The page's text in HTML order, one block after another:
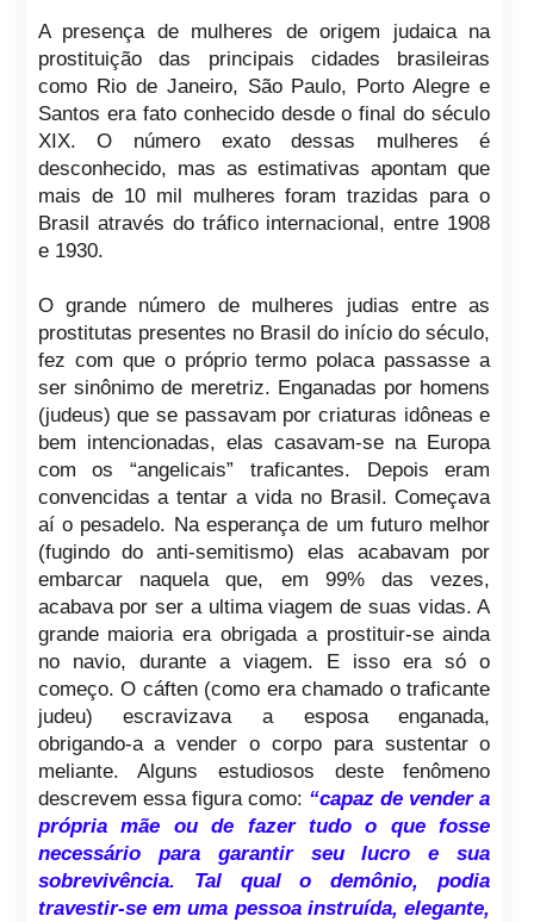
A presença de mulheres de origem judaica na
prostituição das principais cidades brasileiras
como Rio de Janeiro, São Paulo, Porto Alegre e
Santos era fato conhecido desde o final do século
XIX. O número exato dessas mulheres é
desconhecido, mas as estimativas apontam que
mais de 10 mil mulheres foram trazidas para o
Brasil através do tráfico internacional, entre 1908
e 1930.
O grande número de mulheres judias entre as
prostitutas presentes no Brasil do início do século,
fez com que o próprio termo polaca passasse a
ser sinônimo de meretriz. Enganadas por homens
(judeus) que se passavam por criaturas idôneas e
bem intencionadas, elas casavam-se na Europa
com os “angelicais” traficantes. Depois eram
convencidas a tentar a vida no Brasil. Começava
aí o pesadelo. Na esperança de um futuro melhor
(fugindo do anti-semitismo) elas acabavam por
embarcar naquela que, em 99% das vezes,
acabava por ser a ultima viagem de suas vidas. A
grande maioria era obrigada a prostituir-se ainda
no navio, durante a viagem. E isso era só o
começo. O cáften (como era chamado o traficante
judeu) escravizava a esposa enganada,
obrigando-a a vender o corpo para sustentar o
meliante. Alguns estudiosos deste fenômeno
descrevem essa figura como: “capaz de vender a
própria mãe ou de fazer tudo o que fosse
necessário para garantir seu lucro e sua
sobrevivência. Tal qual o demônio, podia
travestir-se em uma pessoa instruída, elegante,